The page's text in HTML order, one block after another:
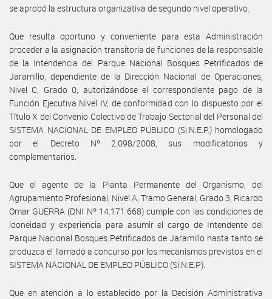
se aprobó la estructura organizativa de segundo nivel operativo.
Que resulta oportuno y conveniente para esta Administración
proceder a la asignación transitoria de funciones de la responsable
de la Intendencia del Parque Nacional Bosques Petrificados de
Jaramillo, dependiente de la Dirección Nacional de Operaciones,
Nivel C, Grado 0, autorizándose el correspondiente pago de la
Función Ejecutiva Nivel IV, de conformidad con lo dispuesto por el
Título X del Convenio Colectivo de Trabajo Sectorial del Personal del
SISTEMA NACIONAL DE EMPLEO PÚBLICO (Si.N.E.P.) homologado
por el Decreto Nº 2.098/2008, sus modificatorios y
complementarios.
Que el agente de la Planta Permanente del Organismo, del
Agrupamiento Profesional, Nivel A, Tramo General, Grado 3, Ricardo
Omar GUERRA (DNI Nº 14.171.668) cumple con las condiciones de
idoneidad y experiencia para asumir el cargo de Intendente del
Parque Nacional Bosques Petrificados de Jaramillo hasta tanto se
produzca el llamado a concurso por los mecanismos previstos en el
SISTEMA NACIONAL DE EMPLEO PÚBLICO (Si.N.E.P).
Que en atención a lo establecido por la Decisión Administrativa